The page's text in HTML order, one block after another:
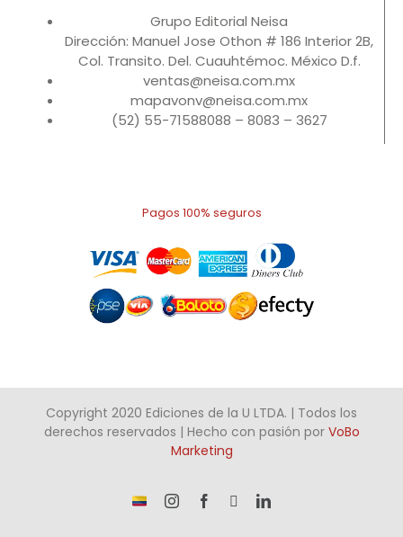
Grupo Editorial Neisa
Dirección: Manuel Jose Othon # 186 Interior 2B,
Col. Transito. Del. Cuauhtémoc. México D.f.
ventas@neisa.com.mx
mapavonv@neisa.com.mx
(52) 55-71588088 – 8083 – 3627
Pagos 100% seguros
Copyright 2020 Ediciones de la U LTDA. | Todos los
derechos reservados | Hecho con pasión por VoBo
Marketing
¡Somos InstagramFacebook LinkedIn